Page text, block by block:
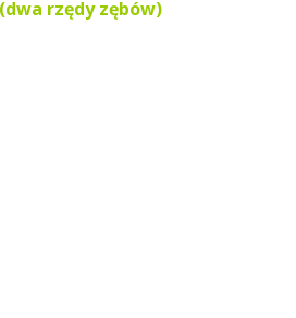
rzędy zębów)